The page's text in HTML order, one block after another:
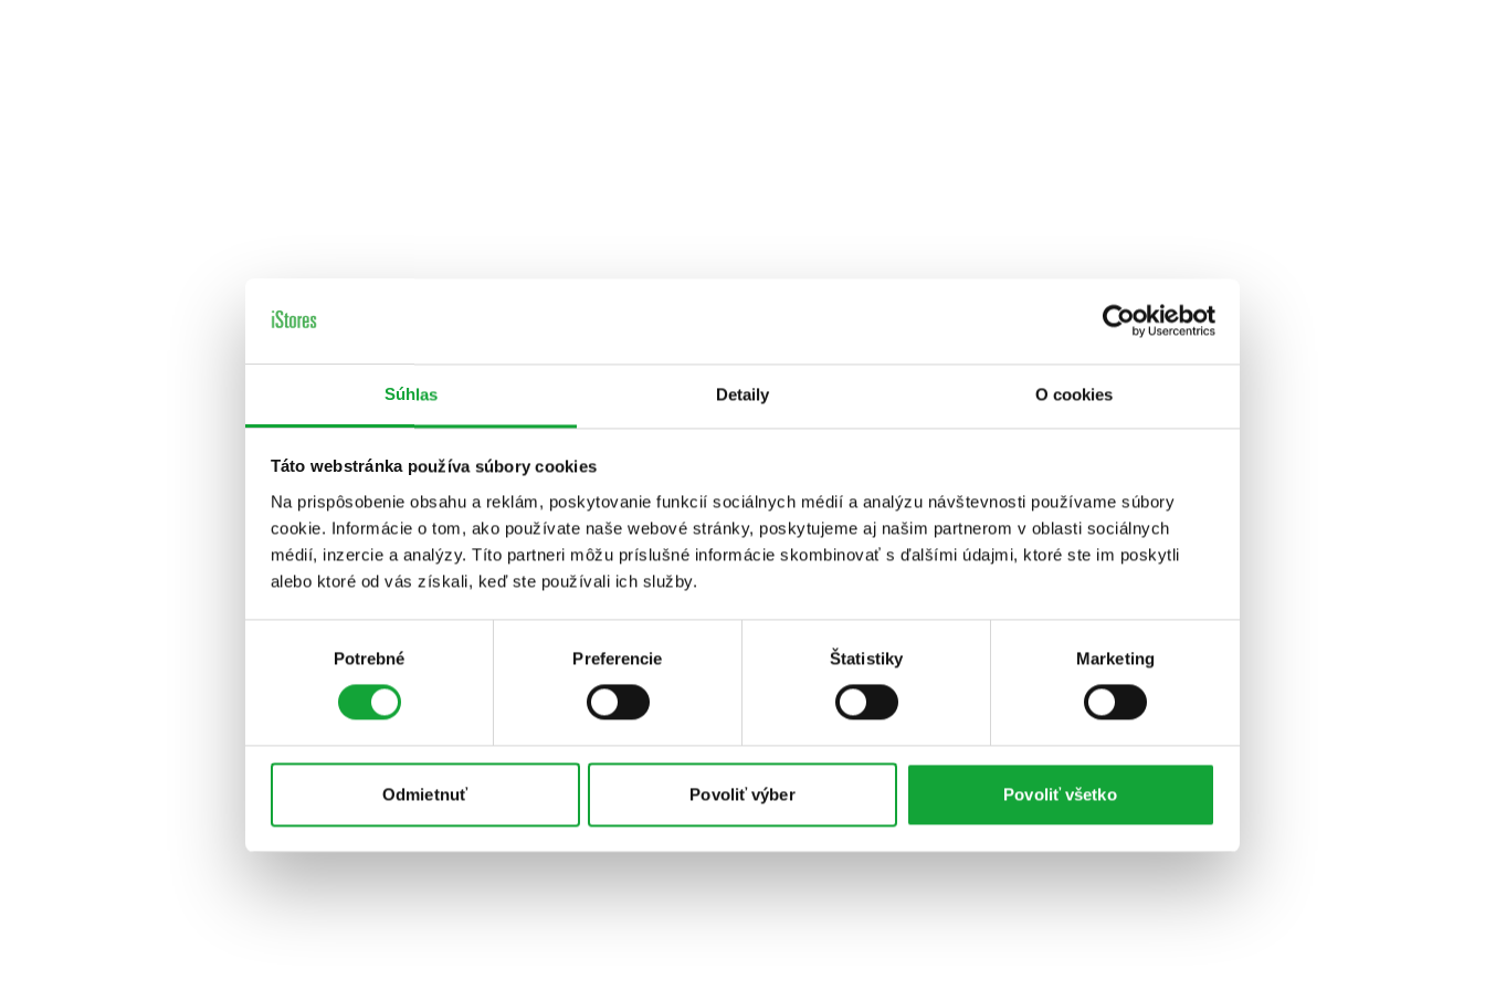
Súhlas Detaily O cookies
Táto webstránka používa súbory cookies
Na prispôsobenie obsahu a reklám, poskytovanie funkcií sociálnych médií a analýzu návštevnosti používame súbory
cookie. Informácie o tom, ako používate naše webové stránky, poskytujeme aj našim partnerom v oblasti sociálnych
médií, inzercie a analýzy. Títo partneri môžu príslušné informácie skombinovať s ďalšími údajmi, ktoré ste im poskytli
alebo ktoré od vás získali, keď ste používali ich služby.
Potrebné Preferencie Štatistiky Marketing
Odmietnuť Povoliť výber Povoliť všetko